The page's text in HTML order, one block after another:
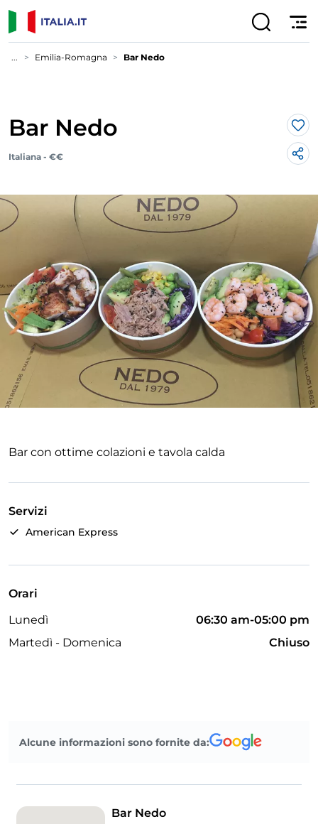
... Emilia-Romagna Bar Nedo
Bar Nedo
Italiana - €€
Bar con ottime colazioni e tavola calda
Servizi
American Express
Orari
Lunedì
06:30 am-05:00 pm
Martedì - Domenica
Chiuso
Alcune informazioni sono fornite da:
Bar Nedo